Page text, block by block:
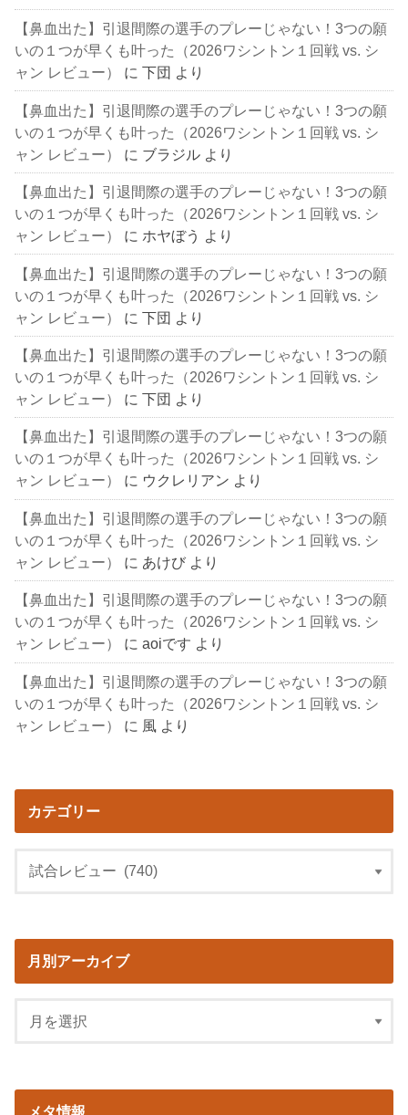
【鼻血出た】引退間際の選手のプレーじゃない！3つの願
いの１つが早くも叶った（2026ワシントン１回戦 vs. シ
ャン レビュー）
に下団 より
【鼻血出た】引退間際の選手のプレーじゃない！3つの願
いの１つが早くも叶った（2026ワシントン１回戦 vs. シ
ャン レビュー）
に ブラジル より
【鼻血出た】引退間際の選手のプレーじゃない！3つの願
いの１つが早くも叶った（2026ワシントン１回戦 vs. シ
ャン レビュー）
に ホヤぼう より
【鼻血出た】引退間際の選手のプレーじゃない！3つの願
いの１つが早くも叶った（2026ワシントン１回戦 vs. シ
ャン レビュー）
に下団 より
【鼻血出た】引退間際の選手のプレーじゃない！3つの願
いの１つが早くも叶った（2026ワシントン１回戦 vs. シ
ャン レビュー）
に下団 より
【鼻血出た】引退間際の選手のプレーじゃない！3つの願
いの１つが早くも叶った（2026ワシントン１回戦 vs. シ
ャン レビュー）
に ウクレリアン より
【鼻血出た】引退間際の選手のプレーじゃない！3つの願
いの１つが早くも叶った（2026ワシントン１回戦 vs. シ
ャン レビュー）
に あけび より
【鼻血出た】引退間際の選手のプレーじゃない！3つの願
いの１つが早くも叶った（2026ワシントン１回戦 vs. シ
ャン レビュー）
にaoiです より
【鼻血出た】引退間際の選手のプレーじゃない！3つの願
いの１つが早くも叶った（2026ワシントン１回戦 vs. シ
ャン レビュー）
に 風 より
カテゴリー
月別アーカイブ
メタ情報